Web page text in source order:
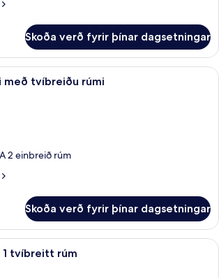
Skoða verð fyrir þínar dagsetningar
Superior-herbergi með tvíbreiðu
með tvíbreiðu rúmi
2 einbreið rúm
Skoða verð fyrir þínar dagsetningar
Deluxe-herbergi - 1 tvíbreitt rúm |
tvíbreitt rúm